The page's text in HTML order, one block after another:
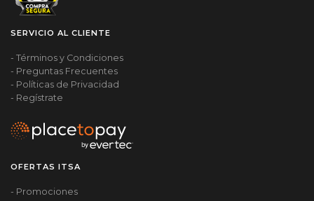
SERVICIO AL CLIENTE
- Términos y Condiciones
- Preguntas Frecuentes
- Políticas de Privacidad
- Regístrate
OFERTAS ITSA
- Promociones